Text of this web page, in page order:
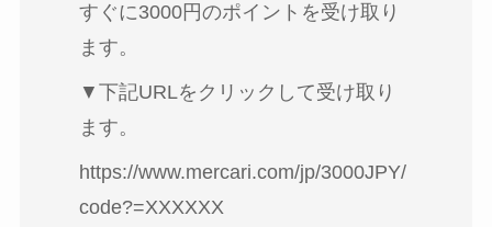
すぐに3000円のポイントを受け取り
ます。
▼下記URLをクリックして受け取り
ます。
https://www.mercari.com/jp/3000JPY/
code?=XXXXXX